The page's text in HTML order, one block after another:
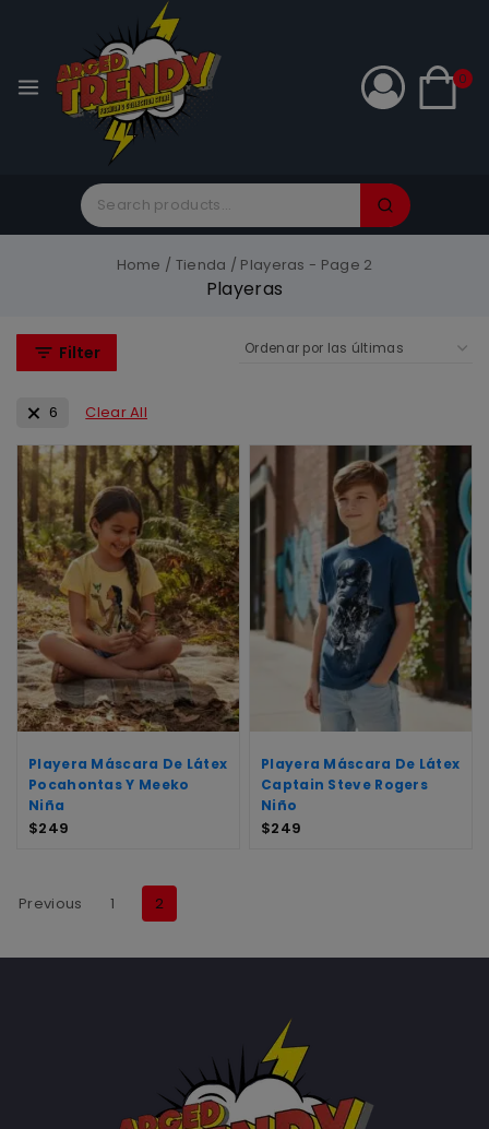
0
Home / Tienda / Playeras - Page 2
Playeras
Filter
6 Clear All
Playera Máscara De Látex
Pocahontas Y Meeko
Niña
$249
Playera Máscara De Látex
Captain Steve Rogers
Niño
$249
Previous 1 2